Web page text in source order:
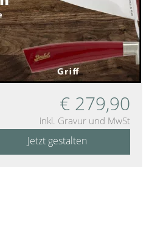
€ 279,90
inkl. Gravur und MwSt
Jetzt gestalten